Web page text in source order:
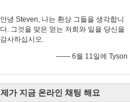
안녕 Steven, 나는 환상 그들을 생각합니
다. 그것을 맞은 얻는 저희와 일을 당신을
감사하십시오.
—— 6월 11일에 Tyson
제가 지금 온라인 채팅 해요